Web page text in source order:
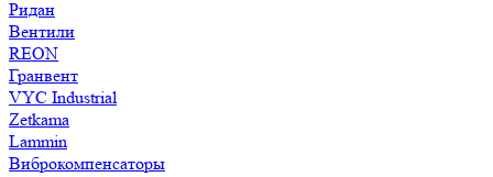
Ридан
Вентили
REON
Гранвент
VYC Industrial
Zetkama
Lammin
Виброкомпенсаторы